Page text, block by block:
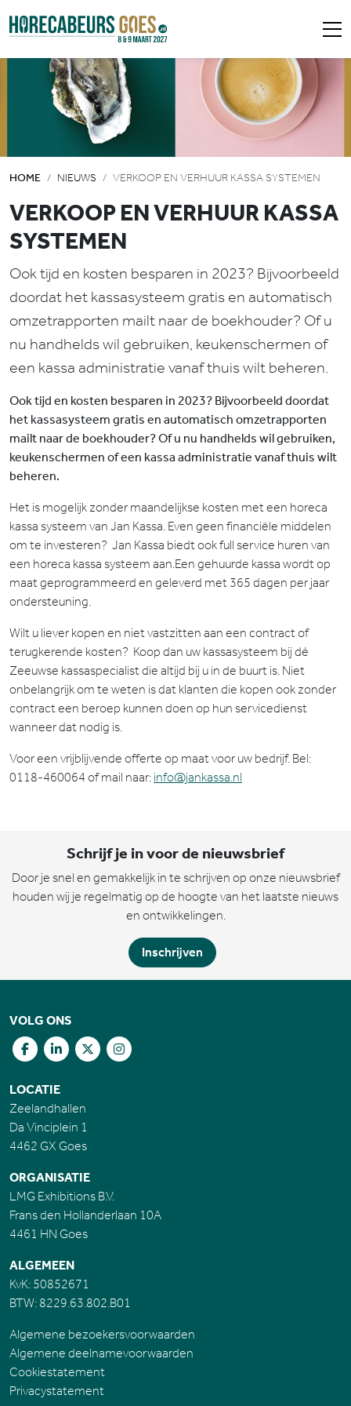
HOME NIEUWS VERKOOP EN VERHUUR KASSA SYSTEMEN
VERKOOP EN VERHUUR KASSA
SYSTEMEN
Ook tijd en kosten besparen in 2023? Bijvoorbeeld
doordat het kassasysteem gratis en automatisch
omzetrapporten mailt naar de boekhouder? Of u
nu handhelds wil gebruiken, keukenschermen of
een kassa administratie vanaf thuis wilt beheren.
Ook tijd en kosten besparen in 2023? Bijvoorbeeld doordat
het kassasysteem gratis en automatisch omzetrapporten
mailt naar de boekhouder? Of u nu handhelds wil gebruiken,
keukenschermen of een kassa administratie vanaf thuis wilt
beheren.
Het is mogelijk zonder maandelijkse kosten met een horeca
kassa systeem van Jan Kassa. Even geen financiële middelen
om te investeren? Jan Kassa biedt ook full service huren van
een horeca kassa systeem aan.Een gehuurde kassa wordt op
maat geprogrammeerd en geleverd met 365 dagen per jaar
ondersteuning.
Wilt u liever kopen en niet vastzitten aan een contract of
terugkerende kosten? Koop dan uw kassasysteem bij dé
Zeeuwse kassaspecialist die altijd bij u in de buurt is. Niet
onbelangrijk om te weten is dat klanten die kopen ook zonder
contract een beroep kunnen doen op hun servicedienst
wanneer dat nodig is.
Voor een vrijblijvende offerte op maat voor uw bedrijf. Bel:
0118-460064 of mail naar: info@jankassa.nl
Schrijf je in voor de nieuwsbrief
Door je snel en gemakkelijk in te schrijven op onze nieuwsbrief
houden wij je regelmatig op de hoogte van het laatste nieuws
en ontwikkelingen.
Inschrijven
VOLG ONS
LOCATIE
Zeelandhallen
Da Vinciplein 1
4462 GX Goes
ORGANISATIE
LMG Exhibitions B.V.
Frans den Hollanderlaan 10A
4461 HN Goes
ALGEMEEN
KvK: 50852671
BTW: 8229.63.802.B01
Algemene bezoekersvoorwaarden
Algemene deelnamevoorwaarden
Cookiestatement
Privacystatement